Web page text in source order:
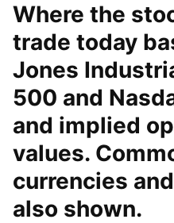
Where the
trade today
Jones
500 and
and implied
values.
currencies
also shown.